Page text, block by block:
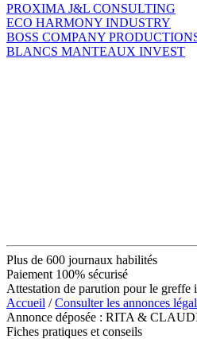
PROXIMA J&L CONSULTING
ECO HARMONY INDUSTRY
BOSS COMPANY
BLANCS MANTEAUX INVEST
Plus de 600 journaux habilités
Paiement 100% sécurisé
Attestation de parution pour le greffe
Accueil /Consulter les annonces
Annonce déposée : RITA &
Fiches pratiques et conseils